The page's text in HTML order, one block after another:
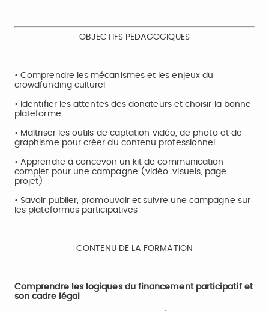
OBJECTIFS PEDAGOGIQUES
• Comprendre les mécanismes et les enjeux du
crowdfunding culturel
• Identifier les attentes des donateurs et choisir la bonne
plateforme
• Maîtriser les outils de captation vidéo, de photo et de
graphisme pour créer du contenu professionnel
• Apprendre à concevoir un kit de communication
complet pour une campagne (vidéo, visuels, page
projet)
• Savoir publier, promouvoir et suivre une campagne sur
les plateformes participatives
CONTENU DE LA FORMATION
Comprendre les logiques du financement participatif et
son cadre légal